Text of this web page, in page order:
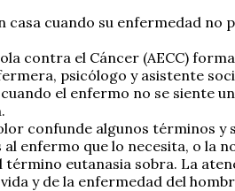
cuando su enfermedad
contra el Cáncer (AECC)
psicólogo y asistente
el enfermo no se siente
confunde algunos términos y
enfermo que lo necesita, o la
eutanasia sobra. La
y de la enfermedad del